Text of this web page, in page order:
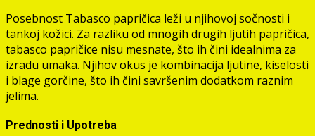
Posebnost Tabasco papričica leži u njihovoj sočnosti i
tankoj kožici. Za razliku od mnogih drugih ljutih papričica,
tabasco papričice nisu mesnate, što ih čini idealnima za
izradu umaka. Njihov okus je kombinacija ljutine, kiselosti
i blage gorčine, što ih čini savršenim dodatkom raznim
jelima.
Prednosti i Upotreba